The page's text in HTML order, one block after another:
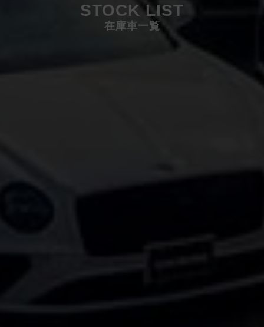
STOCK LIST
在庫車一覧